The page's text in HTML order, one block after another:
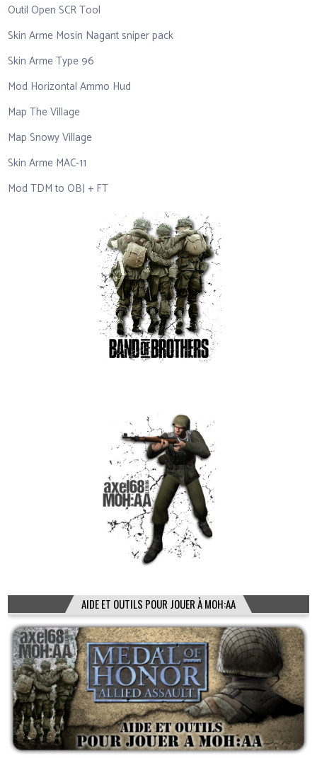
Outil Open SCR Tool
Skin Arme Mosin Nagant sniper pack
Skin Arme Type 96
Mod Horizontal Ammo Hud
Map The Village
Map Snowy Village
Skin Arme MAC-11
Mod TDM to OBJ + FT
AIDE ET OUTILS POUR JOUER À MOH:AA